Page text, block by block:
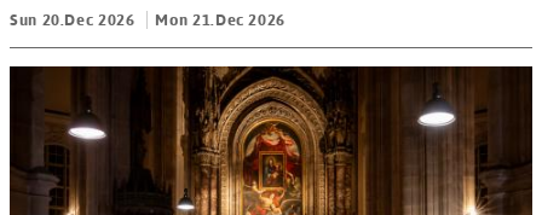
Sun 20.Dec 2026 Mon 21.Dec 2026